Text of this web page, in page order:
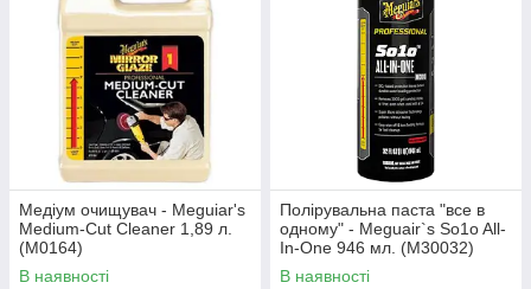
Медіум очищувач - Meguiar's
Medium-Cut Cleaner 1,89 л.
(M0164)
В наявності
Полірувальна паста "все в
одному" - Meguair`s So1o All-
In-One 946 мл. (M30032)
В наявності